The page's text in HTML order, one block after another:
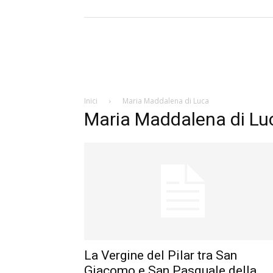
Inici Maria Maddalena di Luca
Maria Maddalena di
La Vergine del Pilar tra San